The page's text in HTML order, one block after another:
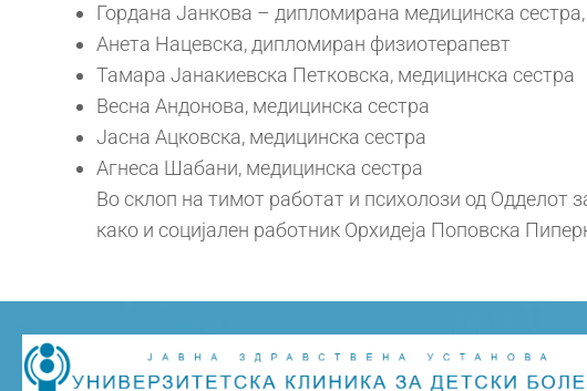
Гордана Јанкова – дипломирана медицинска
Анета Нацевска, дипломиран физиотерапевт
Тамара Јанакиевска Петковска, медицинска сестра
Весна Андонова, медицинска сестра
Јасна Ацковска, медицинска сестра
Агнеса Шабани, медицинска сестра
Во склоп на тимот работат и психолози од Одделот
како и социјален работник Орхидеја Поповска